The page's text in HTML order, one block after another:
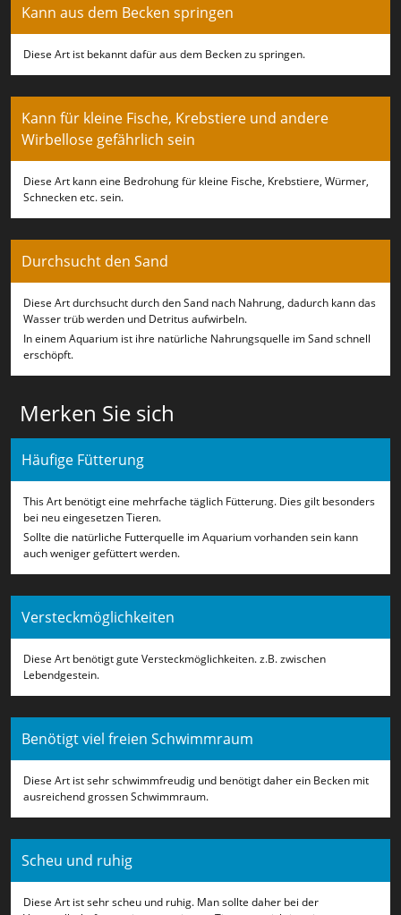
Kann aus dem Becken springen
Diese Art ist bekannt dafür aus dem Becken zu springen.
Kann für kleine Fische, Krebstiere und andere
Wirbellose gefährlich sein
Diese Art kann eine Bedrohung für kleine Fische, Krebstiere, Würmer,
Schnecken etc. sein.
Durchsucht den Sand
Diese Art durchsucht durch den Sand nach Nahrung, dadurch kann das
Wasser trüb werden und Detritus aufwirbeln.
In einem Aquarium ist ihre natürliche Nahrungsquelle im Sand schnell
erschöpft.
Merken Sie sich
Häufige Fütterung
This Art benötigt eine mehrfache täglich Fütterung. Dies gilt besonders
bei neu eingesetzen Tieren.
Sollte die natürliche Futterquelle im Aquarium vorhanden sein kann
auch weniger gefüttert werden.
Versteckmöglichkeiten
Diese Art benötigt gute Versteckmöglichkeiten. z.B. zwischen
Lebendgestein.
Benötigt viel freien Schwimmraum
Diese Art ist sehr schwimmfreudig und benötigt daher ein Becken mit
ausreichend grossen Schwimmraum.
Scheu und ruhig
Diese Art ist sehr scheu und ruhig. Man sollte daher bei der